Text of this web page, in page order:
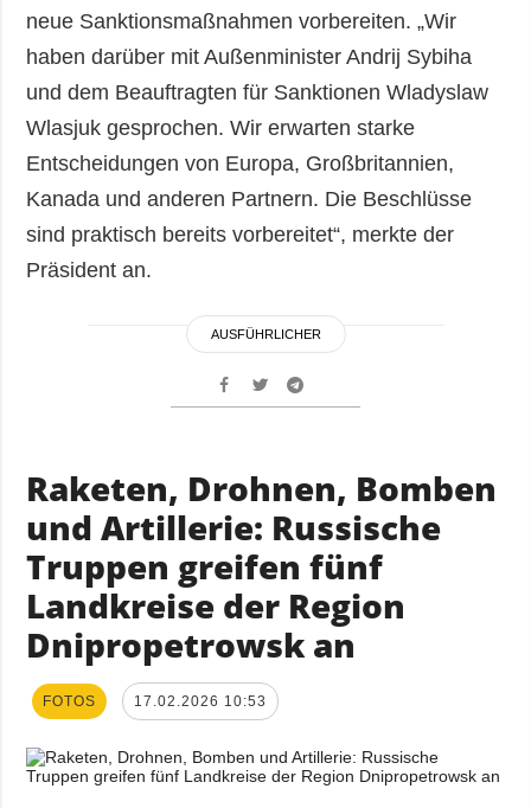
neue Sanktionsmaßnahmen vorbereiten. „Wir
haben darüber mit Außenminister Andrij Sybiha
und dem Beauftragten für Sanktionen Wladyslaw
Wlasjuk gesprochen. Wir erwarten starke
Entscheidungen von Europa, Großbritannien,
Kanada und anderen Partnern. Die Beschlüsse
sind praktisch bereits vorbereitet“, merkte der
Präsident an.
AUSFÜHRLICHER
Raketen, Drohnen, Bomben
und Artillerie: Russische
Truppen greifen fünf
Landkreise der Region
Dnipropetrowsk an
FOTOS 17.02.2026 10:53